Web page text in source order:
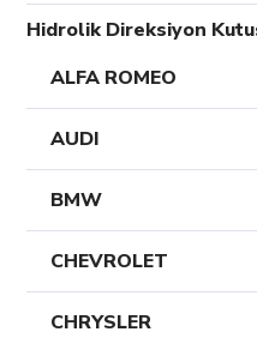
Hidrolik Direksiyon
ALFA ROMEO
AUDI
BMW
CHEVROLET
CHRYSLER